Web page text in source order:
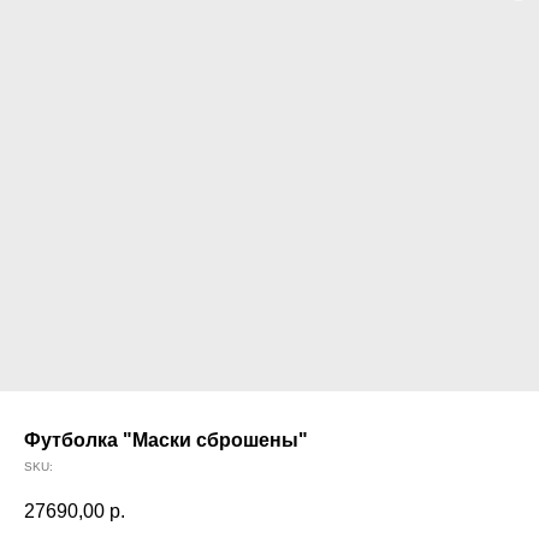
Футболка "Маски сброшены"
SKU:
27690,00 р.